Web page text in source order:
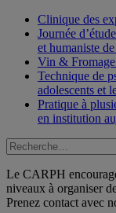
Clinique des
Journée
et humaniste
Vin &
Technique de
adolescents et
Pratique à
en institution
Recherche
pour :
Le CARPH
niveaux à organiser
Prenez contact avec